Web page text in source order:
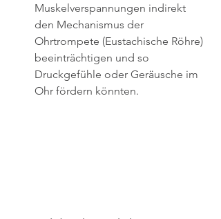
Muskelverspannungen indirekt
den Mechanismus der
Ohrtrompete (Eustachische Röhre)
beeinträchtigen und so
Druckgefühle oder Geräusche im
Ohr fördern könnten.